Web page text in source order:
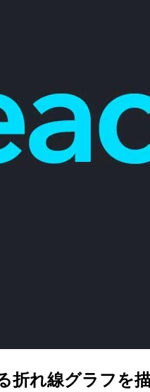
折れ線グラフを